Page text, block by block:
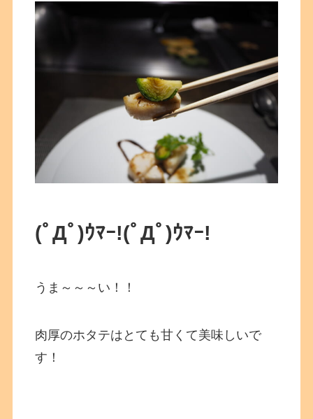
(ﾟДﾟ)ｳﾏｰ!(ﾟДﾟ)ｳﾏｰ!
うま～～～い！！
肉厚のホタテはとても甘くて美味しいで
す！